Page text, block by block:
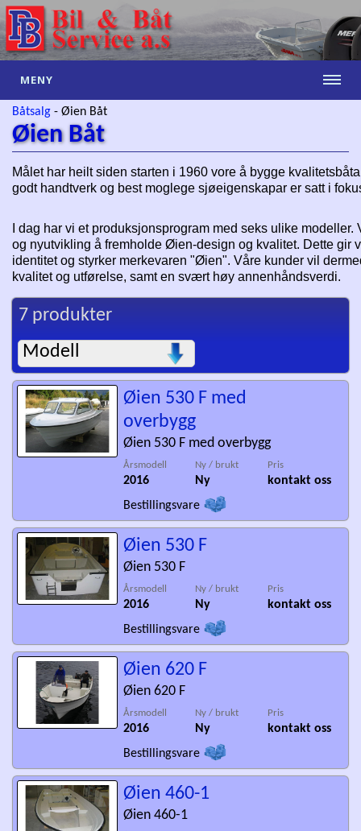
MENY
Båtsalg - Øien Båt
Øien Båt
Målet har heilt siden starten i 1960 vore å bygge
godt handtverk og best moglege sjøeigenskapar er satt i
I dag har vi et produksjonsprogram med seks ulike
og nyutvikling å fremholde Øien-design og ­kvalitet. Dette gir
identitet og styrker merkevaren "Øien". Våre kunder vil
kvalitet og utførelse, samt en svært høy annenhåndsverdi.
7 produkter
Øien 530 F med
overbygg
Øien 530 F med overbygg
Årsmodell
2016
Ny / brukt
Ny
Pris
kontakt oss
Bestillingsvare
Øien 530 F
Øien 530 F
Årsmodell
2016
Ny / brukt
Ny
Pris
kontakt oss
Bestillingsvare
Øien 620 F
Øien 620 F
Årsmodell
2016
Ny / brukt
Ny
Pris
kontakt oss
Bestillingsvare
Øien 460-1
Øien 460-1